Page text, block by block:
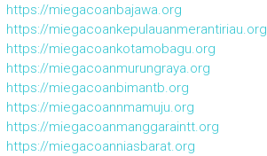
https://miegacoanbajawa.org
https://miegacoankepulauanmerantiriau.org
https://miegacoankotamobagu.org
https://miegacoanmurungraya.org
https://miegacoanbimantb.org
https://miegacoannmamuju.org
https://miegacoanmanggaraintt.org
https://miegacoanniasbarat.org